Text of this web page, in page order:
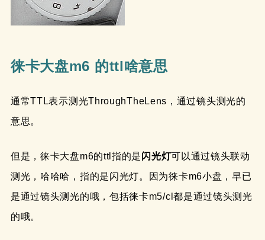
徕卡大盘m6 的ttl啥意思
通常TTL表示测光ThroughTheLens，通过镜头测光的
意思。
但是，徕卡大盘m6的ttl指的是闪光灯可以通过镜头联动
测光，哈哈哈，指的是闪光灯。因为徕卡m6小盘，早已
是通过镜头测光的哦，包括徕卡m5/cl都是通过镜头测光
的哦。